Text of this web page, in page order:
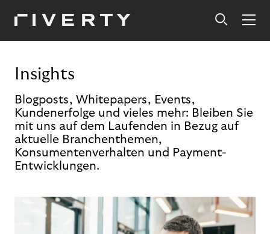
Insights
Blogposts, Whitepapers, Events,
Kundenerfolge und vieles mehr: Bleiben Sie
mit uns auf dem Laufenden in Bezug auf
aktuelle Branchenthemen,
Konsumentenverhalten und Payment-
Entwicklungen.